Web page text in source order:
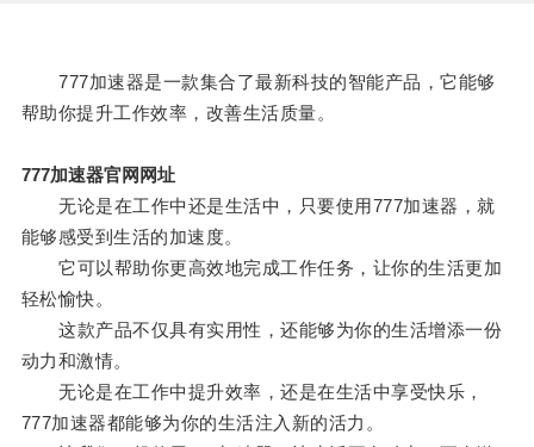
777加速器是一款集合了最新科技的智能产品，它能够
帮助你提升工作效率，改善生活质量。
777加速器官网网址
无论是在工作中还是生活中，只要使用777加速器，就
能够感受到生活的加速度。
它可以帮助你更高效地完成工作任务，让你的生活更加
轻松愉快。
这款产品不仅具有实用性，还能够为你的生活增添一份
动力和激情。
无论是在工作中提升效率，还是在生活中享受快乐，
777加速器都能够为你的生活注入新的活力。